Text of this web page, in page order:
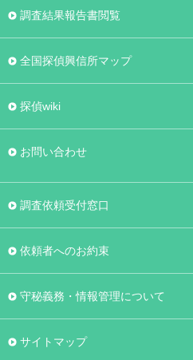
調査結果報告書閲覧
全国探偵興信所マップ
探偵wiki
お問い合わせ
調査依頼受付窓口
依頼者へのお約束
守秘義務・情報管理について
サイトマップ